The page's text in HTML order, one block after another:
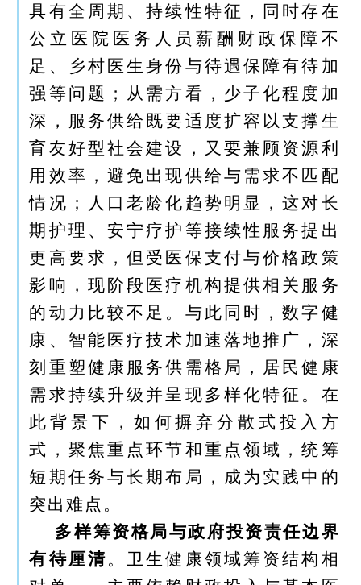
具有全周期、持续性特征，同时存在
公立医院医务人员薪酬财政保障不
足、乡村医生身份与待遇保障有待加
强等问题；从需方看，少子化程度加
深，服务供给既要适度扩容以支撑生
育友好型社会建设，又要兼顾资源利
用效率，避免出现供给与需求不匹配
情况；人口老龄化趋势明显，这对长
期护理、安宁疗护等接续性服务提出
更高要求，但受医保支付与价格政策
影响，现阶段医疗机构提供相关服务
的动力比较不足。与此同时，数字健
康、智能医疗技术加速落地推广，深
刻重塑健康服务供需格局，居民健康
需求持续升级并呈现多样化特征。在
此背景下，如何摒弃分散式投入方
式，聚焦重点环节和重点领域，统筹
短期任务与长期布局，成为实践中的
突出难点。
多样筹资格局与政府投资责任边界
有待厘清。卫生健康领域筹资结构相